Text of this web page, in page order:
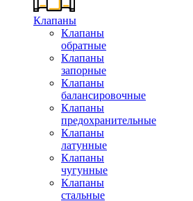
Клапаны
Клапаны
обратные
Клапаны
запорные
Клапаны
балансировочные
Клапаны
предохранительные
Клапаны
латунные
Клапаны
чугунные
Клапаны
стальные